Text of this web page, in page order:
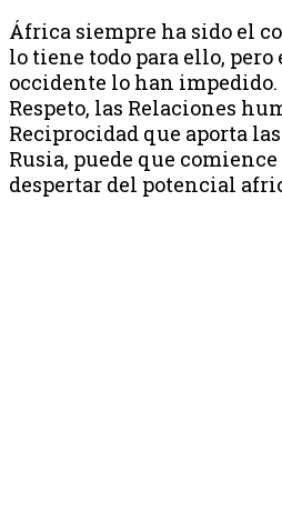
África siempre ha sido el
lo tiene todo para ello,
occidente lo han
Respeto, las Relaciones
Reciprocidad que aporta
Rusia, puede que
despertar del potencial